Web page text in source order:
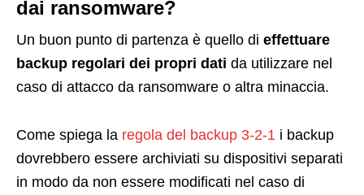
dai ransomware?
Un buon punto di partenza è quello di effettuare
backup regolari dei propri dati da utilizzare nel
caso di attacco da ransomware o altra minaccia.
Come spiega la regola del backup 3-2-1 i backup
dovrebbero essere archiviati su dispositivi separati
in modo da non essere modificati nel caso di